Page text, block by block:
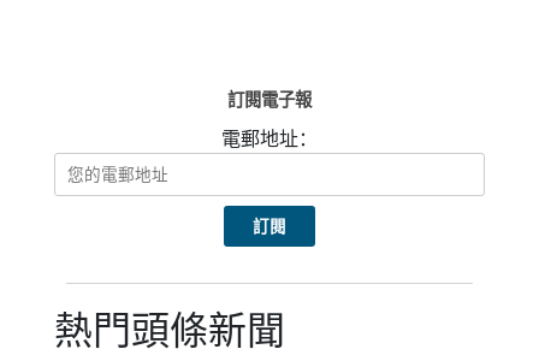
訂閱電子報
電郵地址：
熱門頭條新聞